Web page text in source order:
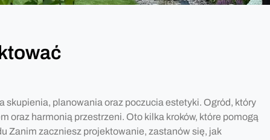
planowania oraz poczucia estetyki. Ogród, który
oraz harmonią przestrzeni. Oto kilka kroków, które pomogą
Zanim zaczniesz projektowanie, zastanów się, jak